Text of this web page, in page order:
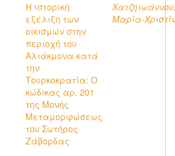
Η ιστορική
εξέλιξη των
οικισμών στην
περιοχή του
Αλιάκμονα κατά
την
Τουρκοκρατία: Ο
κώδικας αρ. 201
της Μονής
Μεταμορφώσεως
του Σωτήρος
Ζάβορδας
Μαρία-